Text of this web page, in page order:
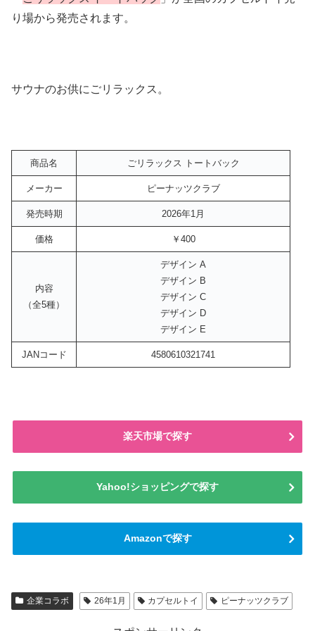
り場から発売されます。
サウナのお供にごリラックス。
商品名 ごリラックス トートバック
メーカー ピーナッツクラブ
発売時期 2026年1月
価格 ￥400
内容
（全5種）
デザイン A
デザイン B
デザイン C
デザイン D
デザイン E
JANコード 4580610321741
楽天市場で探す
Yahoo!ショッピングで探す
Amazonで探す
企業コラボ 26年1月 カプセルトイ ピーナッツクラブ